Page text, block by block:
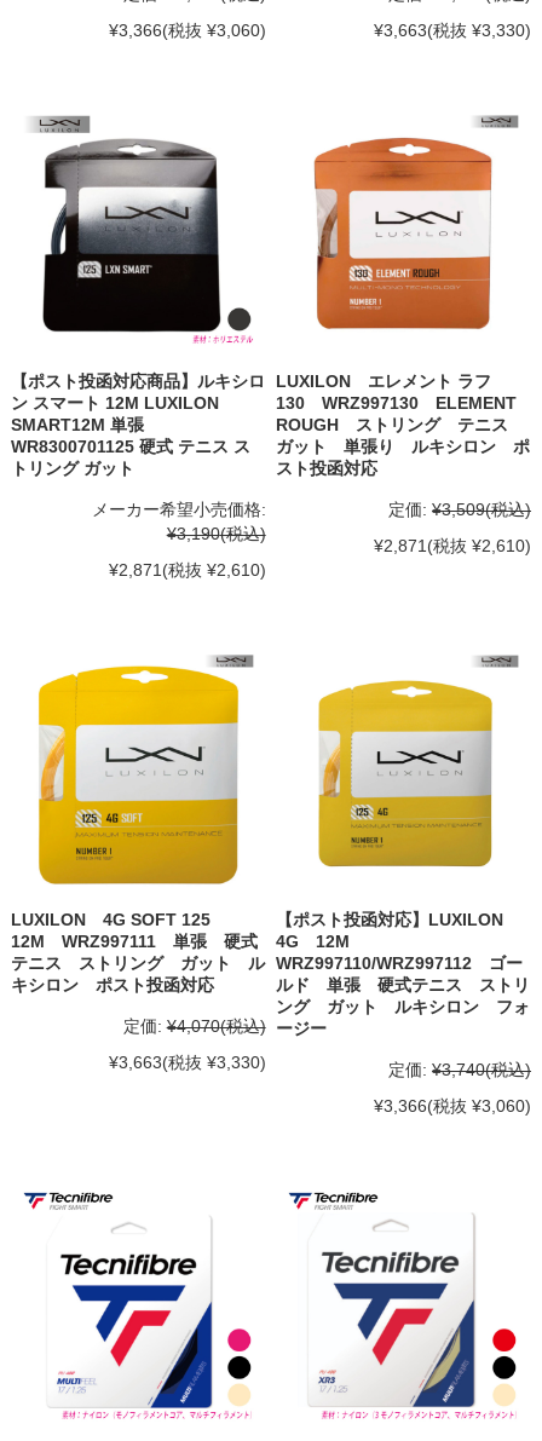
¥3,366(税抜 ¥3,060)
¥3,663(税抜 ¥3,330)
【ポスト投函対応商品】ルキシロ
ン スマート 12M LUXILON
SMART12M 単張
WR8300701125 硬式 テニス ス
トリング ガット
メーカー希望小売価格:
¥3,190(税込)
¥2,871 (税抜 ¥2,610)
LUXILON エレメント ラフ
130 WRZ997130 ELEMENT
ROUGH ストリング テニス
ガット 単張り ルキシロン ポ
スト投函対応
定価: ¥3,509(税込)
¥2,871 (税抜 ¥2,610)
LUXILON 4G SOFT 125
12M WRZ997111 単張 硬式
テニス ストリング ガット ル
キシロン ポスト投函対応
定価: ¥4,070(税込)
¥3,663(税抜 ¥3,330)
【ポスト投函対応】LUXILON
4G 12M
WRZ997110/WRZ997112 ゴー
ルド 単張 硬式テニス ストリ
ング ガット ルキシロン フォ
ージー
定価: ¥3,740(税込)
¥3,366(税抜 ¥3,060)